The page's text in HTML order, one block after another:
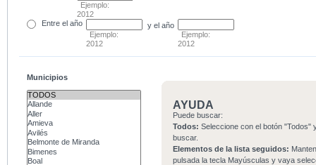
Ejemplo:
2012
Entre el año
Ejemplo:
2012
y el año
Ejemplo:
2012
Municipios
AYUDA
Puede buscar:
Todos: Seleccione con el botón "Todos"
buscar.
Elementos de la lista seguidos:
pulsada la tecla Mayúsculas y vaya